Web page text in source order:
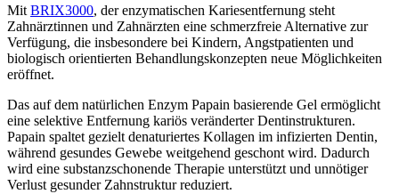
Mit BRIX3000, der enzymatischen Kariesentfernung steht
Zahnärztinnen und Zahnärzten eine schmerzfreie Alternative zur
Verfügung, die insbesondere bei Kindern, Angstpatienten und
biologisch orientierten Behandlungskonzepten neue Möglichkeiten
eröffnet.
Das auf dem natürlichen Enzym Papain basierende Gel ermöglicht
eine selektive Entfernung kariös veränderter Dentinstrukturen.
Papain spaltet gezielt denaturiertes Kollagen im infizierten Dentin,
während gesundes Gewebe weitgehend geschont wird. Dadurch
wird eine substanzschonende Therapie unterstützt und unnötiger
Verlust gesunder Zahnstruktur reduziert.